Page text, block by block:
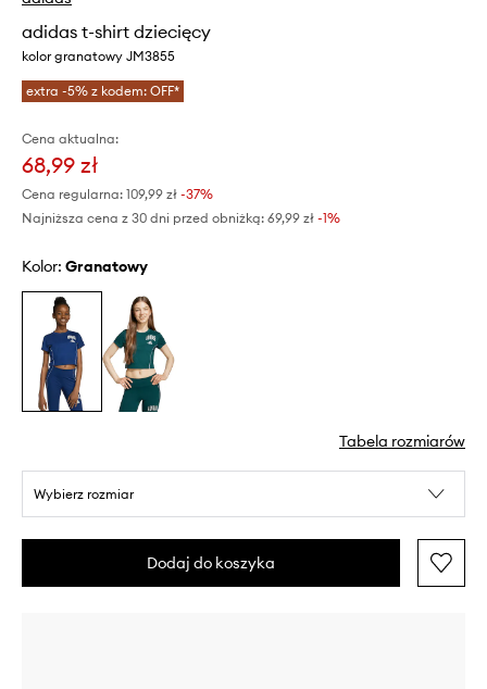
adidas t-shirt dziecięcy
kolor granatowy JM3855
extra -5% z kodem: OFF*
Cena aktualna:
68,99 zł
Cena regularna: 109,99 zł -37%
Najniższa cena z 30 dni przed obniżką: 69,99 zł -1%
Kolor: granatowy
Tabela rozmiarów
Wybierz rozmiar
Dodaj do koszyka